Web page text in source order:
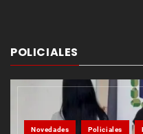
POLICIALES
Novedades Policiales